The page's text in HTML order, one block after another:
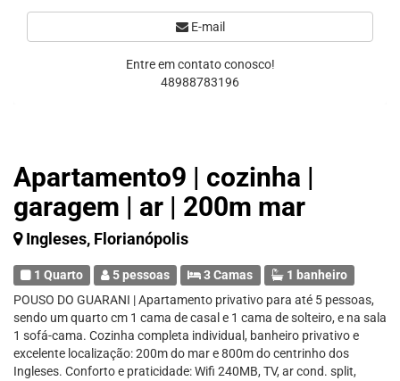
Apartamento9 | cozinha |
garagem | ar | 200m mar
Ingleses, Florianópolis
1 Quarto 5 pessoas 3 Camas
1 banheiro
POUSO DO GUARANI | Apartamento privativo para até 5 pessoas,
sendo um quarto cm 1 cama de casal e 1 cama de solteiro, e na sala
1 sofá-cama. Cozinha completa individual, banheiro privativo e
excelente localização: 200m do mar e 800m do centrinho dos
Ingleses. Conforto e praticidade: Wifi 240MB, TV, ar cond. split,
E-mail
Entre em contato conosco!
48988783196